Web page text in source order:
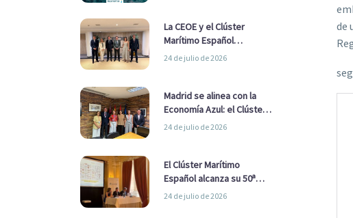
La CEOE y el Clúster
Marítimo Español
refuerzan su alianza para
24 de julio de 2026
Madrid se alinea con la
Economía Azul: el Clúster
Marítimo Español y la Real
Ayuntamiento
24 de julio de 2026
El Clúster Marítimo
Español alcanza su 50ª
Asamblea reafirmando su
24 de julio de 2026
de